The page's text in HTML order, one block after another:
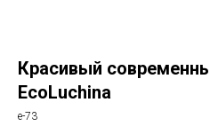
Красивый
EcoLuchina
е-73